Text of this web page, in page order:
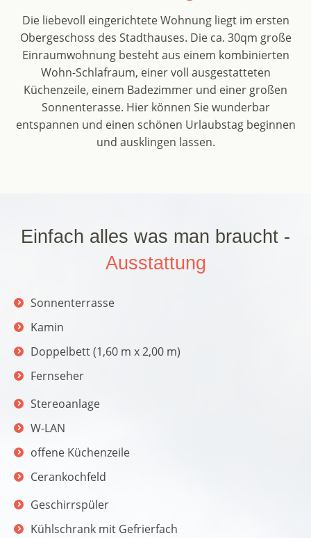
Die liebevoll eingerichtete Wohnung liegt im ersten
Obergeschoss des Stadthauses. Die ca. 30qm große
Einraumwohnung besteht aus einem kombinierten
Wohn-Schlafraum, einer voll ausgestatteten
Küchenzeile, einem Badezimmer und einer großen
Sonnenterasse. Hier können Sie wunderbar
entspannen und einen schönen Urlaubstag beginnen
und ausklingen lassen.
Einfach alles was man braucht -
Ausstattung
Sonnenterrasse
Kamin
Doppelbett (1,60 m x 2,00 m)
Fernseher
Stereoanlage
W-LAN
offene Küchenzeile
Cerankochfeld
Geschirrspüler
Kühlschrank mit Gefrierfach